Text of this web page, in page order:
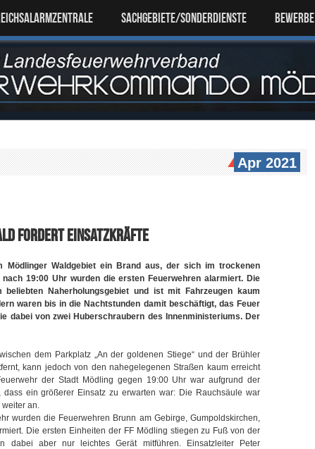
SACHGEBIETE/SONDERDIENSTE Bewerbe
Apr 2021
fordert Einsatzkräfte
Waldgebiet ein Brand aus, der sich im trockenen
19:00 Uhr wurden die ersten Feuerwehren alarmiert. Die
Naherholungsgebiet und ist mit Fahrzeugen kaum
waren bis in die Nachtstunden damit beschäftigt, das Feuer
dabei von zwei Huberschraubern des Innenministeriums. Der
dem Parkplatz „An der goldenen Stiege“ und der Brühler
kann jedoch von den nahegelegenen Straßen kaum erreicht
der Stadt Mödling gegen 19:00 Uhr war aufgrund der
ein größerer Einsatz zu erwarten war: Die Rauchsäule war
an.
wurden die Feuerwehren Brunn am Gebirge, Gumpoldskirchen,
Die ersten Einheiten der FF Mödling stiegen zu Fuß von der
dabei aber nur leichtes Gerät mitführen. Einsatzleiter Peter